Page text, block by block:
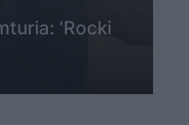
‘Rocki